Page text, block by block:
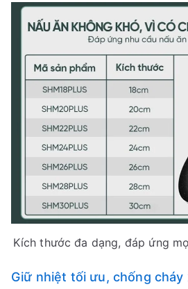
Kích thước đa dạng, đáp ứng
Giữ nhiệt tối ưu, chống cháy